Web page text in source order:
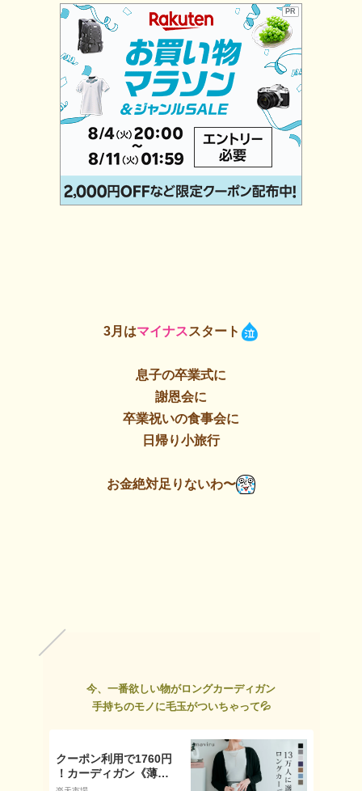
PR
3月はマイナススタート
息子の卒業式に
謝恩会に
卒業祝いの食事会に
日帰り小旅行
お金絶対足りないわ〜
今、一番欲しい物がロングカーディガン
手持ちのモノに毛玉がついちゃって💦
クーポン利用で1760円
！カーディガン《薄手
ニットソーロングカー